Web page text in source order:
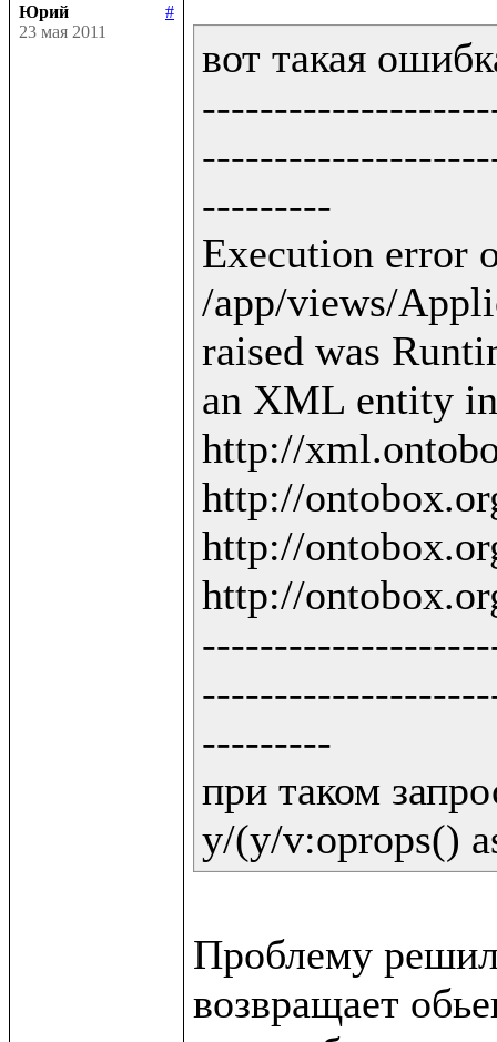
Юрий
#
23 мая 2011
вот такая
---------
Execution error
/app/views/
raised was
an XML entity
http://
http://
http://
http://
---------
при таком
y/(y/v:oprops()
Проблему
возвращает